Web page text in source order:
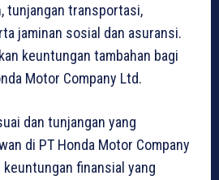
tunjangan transportasi,
jaminan sosial dan asuransi.
keuntungan tambahan bagi
Motor Company Ltd.
dan tunjangan yang
di PT Honda Motor Company
finansial yang